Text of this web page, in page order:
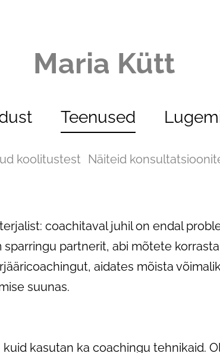
Maria Kütt
Teenused
koolitustest Näiteid
coachitaval juhil on endal
sparringu partnerit, abi mõtete
aidates mõista
suunas.
kasutan ka coachingu tehnikaid.